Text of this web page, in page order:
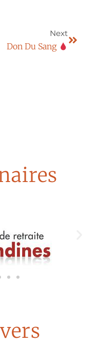
Next
Don Du Sang